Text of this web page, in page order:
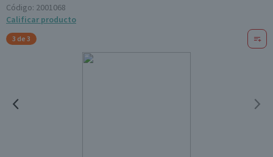
Código: 2001068
Calificar producto
3 de 3